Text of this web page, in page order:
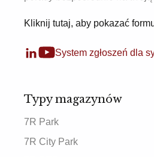
Kliknij tutaj, aby pokazać
System zgłoszeń dla
Typy magazynów
7R Park
7R City Park